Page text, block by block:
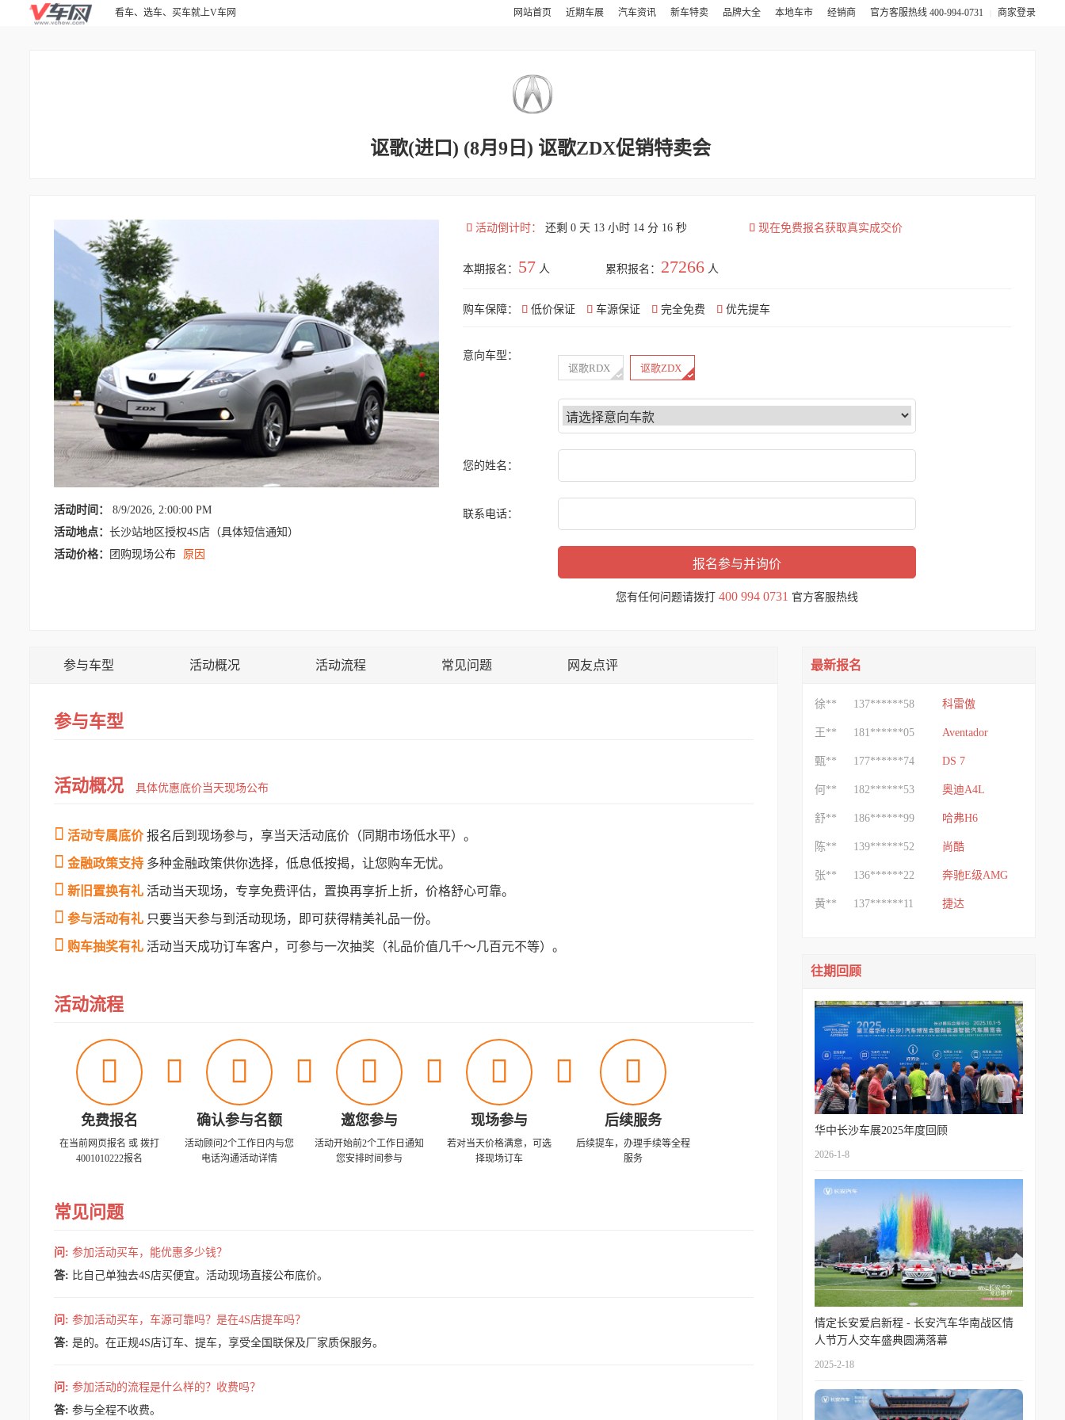
看车、选车、买车就上V车网 网站首页 近期车展 汽车资讯 新车特卖 品牌大全 本地车市 经销商 官方客服热线 400-994-0731 商家登录
讴歌(进口) (8月9日) 讴歌ZDX促销特卖会
活动时间：
8/9/2026, 2:00:00 PM
活动地点： 长沙站地区授权4S店（具体短信通知）
活动价格：
团购现场公布 原因
 活动倒计时： 还剩 0 天 13 小时 14 分 15 秒  现在免费报名获取真实成交价
本期报名： 57 人 累积报名： 27266 人
购车保障：  低价保证  车源保证  完全免费  优先提车
意向车型：
讴歌RDX
讴歌ZDX
您的姓名：
联系电话：
您有任何问题请拨打 400 994 0731 官方客服热线
参与车型 活动概况 活动流程 常见问题 网友点评
参与车型
活动概况 具体优惠底价当天现场公布
 活动专属底价报名后到现场参与，享当天活动底价（同期市场低水平）。
 金融政策支持 多种金融政策供你选择，低息低按揭，让您购车无忧。
 新旧置换有礼 活动当天现场，专享免费评估，置换再享折上折，价格舒心可靠。
 参与活动有礼 只要当天参与到活动现场，即可获得精美礼品一份。
 购车抽奖有礼 活动当天成功订车客户，可参与一次抽奖（礼品价值几千～几百元不等）。
活动流程

免费报名
在当前网页报名 或 拨打
4001010222报名
 
确认参与名额
活动顾问2个工作日内与您
电话沟通活动详情
 
邀您参与
活动开始前2个工作日通知
您安排时间参与
 
现场参与
若对当天价格满意，可选
择现场订车
 
后续服务
后续提车，办理手续等全程
服务
常见问题
问: 参加活动买车，能优惠多少钱？
答: 比自己单独去4S店买便宜。活动现场直接公布底价。
问: 参加活动买车，车源可靠吗？是在4S店提车吗？
答: 是的。在正规4S店订车、提车，享受全国联保及厂家质保服务。
问: 参加活动的流程是什么样的？收费吗？
答: 参与全程不收费。
最新报名
徐** 137******58 科雷傲
王** 181******05 Aventador
甄** 177******74 DS 7
何** 182******53 奥迪A4L
舒** 186******99 哈弗H6
陈** 139******52 尚酷
张** 136******22 奔驰E级AMG
黄** 137******11 捷达
楚**
往期回顾
华中长沙车展2025年度回顾
2026-1-8
情定长安爱启新程 - 长安汽车华南战区情
人节万人交车盛典圆满落幕
2025-2-18